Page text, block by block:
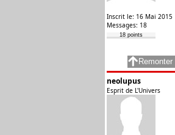
Inscrit le: 16 Mai 2015
Messages: 18
18 points
neolupus
Esprit de L'Univers